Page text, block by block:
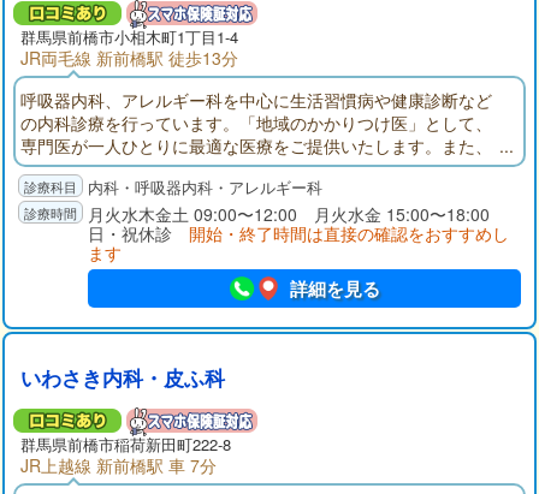
群馬県前橋市小相木町1丁目1-4
JR両毛線 新前橋駅 徒歩13分
呼吸器内科、アレルギー科を中心に生活習慣病や健康診断など
の内科診療を行っています。「地域のかかりつけ医」として、
専門医が一人ひとりに最適な医療をご提供いたします。また、
お待ちいただいている間や診療中になるべくリラックスして過
ごせるような空間づくりを心がけていきます。何でも気軽に相
談できる身近な専門医として、皆様のお役に立てるよう努めた
いと思います。
内科・呼吸器内科・アレルギー科
月火水木金土 09:00〜12:00 月火水金 15:00〜18:00
日・祝休診 開始・終了時間は直接の確認をおすすめし
ます
詳細を見る
いわさき内科・皮ふ科
群馬県前橋市稲荷新田町222-8
JR上越線 新前橋駅 車 7分